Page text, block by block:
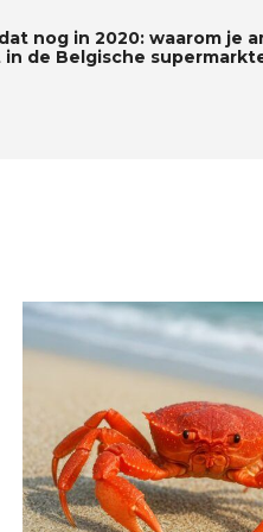
nog in 2020: waarom je
in de Belgische